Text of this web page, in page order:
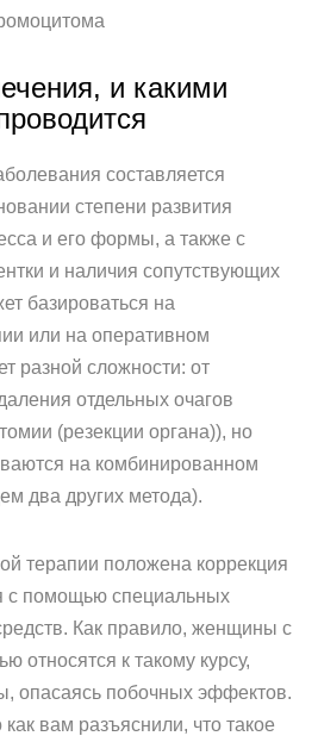
и какими
составляется
степени развития
и его формы, а также с
и наличия сопутствующих
базироваться на
или на оперативном
разной сложности: от
отдельных очагов
(резекции органа)), но
на комбинированном
два других метода).
терапии положена коррекция
с помощью специальных
Как правило, женщины с
относятся к такому курсу,
опасаясь побочных эффектов.
вам разъяснили, что такое